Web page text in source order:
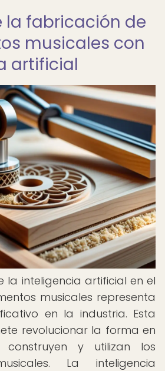
la fabricación de
musicales con
artificial
la inteligencia artificial en el
musicales representa
en la industria. Esta
revolucionar la forma en
y utilizan los
La inteligencia